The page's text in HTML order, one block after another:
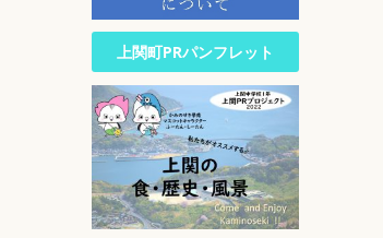
上関町PRパンフレット